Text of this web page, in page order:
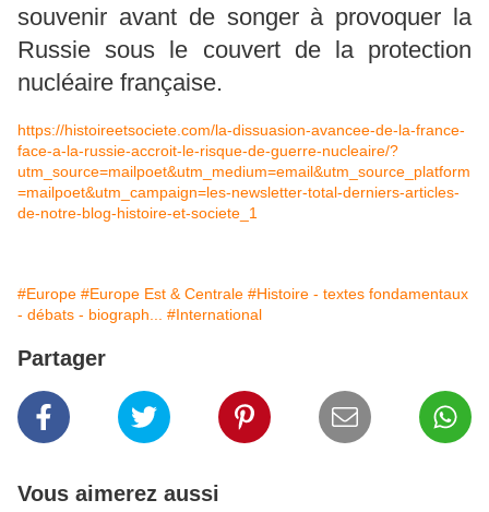
souvenir avant de songer à provoquer la
Russie sous le couvert de la protection
nucléaire française.
https://histoireetsociete.com/la-dissuasion-avancee-de-la-france-
face-a-la-russie-accroit-le-risque-de-guerre-nucleaire/?
utm_source=mailpoet&utm_medium=email&utm_source_platform
=mailpoet&utm_campaign=les-newsletter-total-derniers-articles-
de-notre-blog-histoire-et-societe_1
#Europe #Europe Est & Centrale #Histoire - textes fondamentaux
- débats - biograph...
#International
Partager
Vous aimerez aussi